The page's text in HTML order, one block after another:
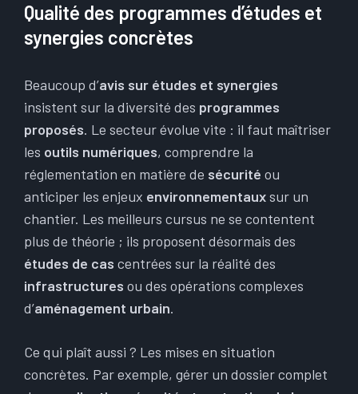
Qualité des programmes d’études et
synergies concrètes
Beaucoup d’avis sur études et synergies
insistent sur la diversité des programmes
proposés. Le secteur évolue vite : il faut maîtriser
les outils numériques, comprendre la
réglementation en matière de sécurité ou
anticiper les enjeux environnementauxsur un
chantier. Les meilleurs cursus ne se contentent
plus de théorie ; ils proposent désormais des
études de cas centrées sur la réalité des
infrastructures ou des opérations complexes
d’aménagement urbain.
Ce qui plaît aussi ? Les mises en situation
concrètes. Par exemple, gérer un dossier complet